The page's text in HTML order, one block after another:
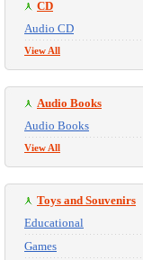
CD
Audio CD
View All
Audio Books
Audio Books
View All
Toys and Souvenirs
Educational
Games